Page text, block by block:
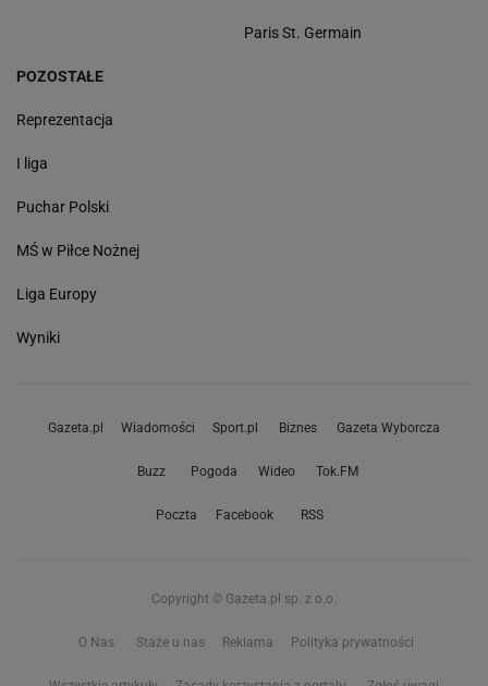
Paris St. Germain
POZOSTAŁE
Reprezentacja
I liga
Puchar Polski
MŚ w Piłce Nożnej
Liga Europy
Wyniki
Gazeta.pl Wiadomości Sport.pl Biznes Gazeta Wyborcza
Buzz Pogoda Wideo Tok.FM
Poczta Facebook RSS
Copyright © Gazeta.pl sp. z o.o.
O Nas Staże u nas Reklama Polityka prywatności